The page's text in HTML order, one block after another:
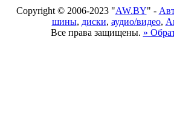
Copyright © 2006-2023 "AW.BY" -
шины, диски, аудио/видео,
Все права защищены. »